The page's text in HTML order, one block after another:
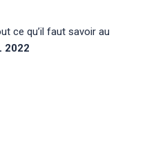
ce qu’il faut savoir au
2022